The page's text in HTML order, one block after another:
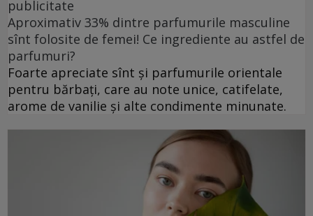
publicitate
Aproximativ 33% dintre parfumurile masculine
sînt folosite de femei! Ce ingrediente au astfel de
parfumuri?
Foarte apreciate sînt și parfumurile orientale
pentru bărbați, care au note unice, catifelate,
arome de vanilie și alte condimente minunate.